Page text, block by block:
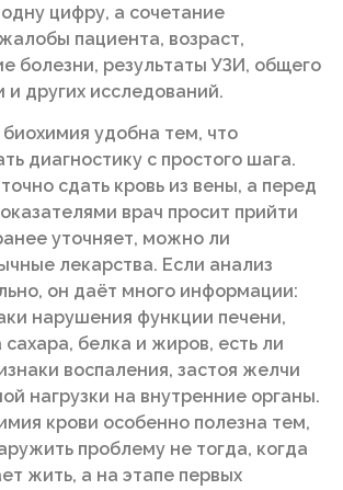
цифру, а сочетание
пациента, возраст,
болезни, результаты УЗИ, общего
и других исследований.
удобна тем, что
диагностику с простого шага.
сдать кровь из вены, а перед
врач просит прийти
уточняет, можно ли
лекарства. Если анализ
он даёт много информации:
нарушения функции печени,
белка и жиров, есть ли
воспаления, застоя желчи
нагрузки на внутренние органы.
крови особенно полезна тем,
проблему не тогда, когда
жить, а на этапе первых